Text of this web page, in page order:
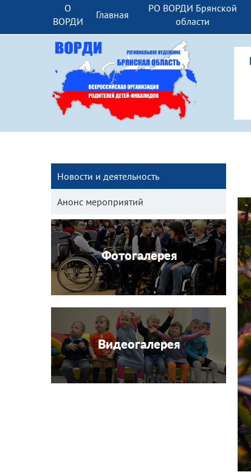
О
ВОРДИ
Главная
РО ВОРДИ Брянской
области
Новости и деятельность
Анонс мероприятий
Фотогалерея
Видеогалерея